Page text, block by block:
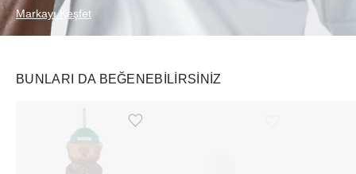
Markayı Keşfet
BUNLARI DA BEĞENEBILIRSINIZ
Ürünü istek listesine ekle veya listeden çıkar